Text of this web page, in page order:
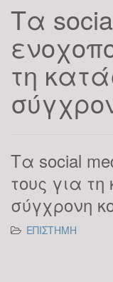
Τα
τη
Τα social
τους για
σύγχρονη
ΕΠΙΣΤΗΜΗ